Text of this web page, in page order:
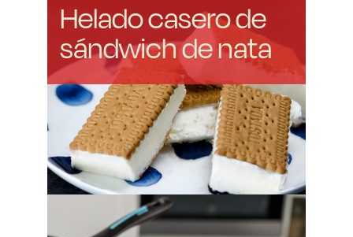
Helado casero de
sándwich de nata